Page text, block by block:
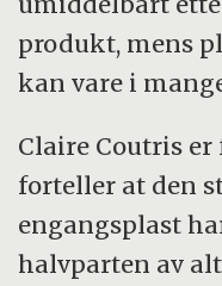
produkt, mens
kan vare i
Claire Coutris er
forteller at den
engangsplast
halvparten av